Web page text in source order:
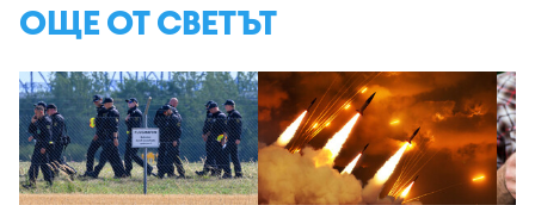
ОЩЕ ОТ СВЕТЪТ